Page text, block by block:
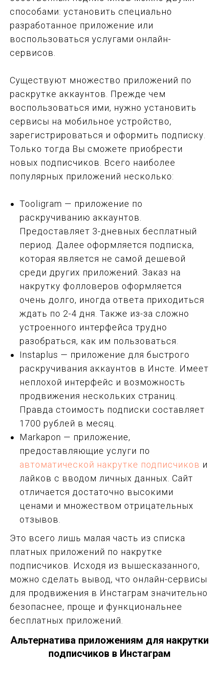
способами: установить специально
разработанное приложение или
воспользоваться услугами онлайн-
сервисов.
Существуют множество приложений по
раскрутке аккаунтов. Прежде чем
воспользоваться ими, нужно установить
сервисы на мобильное устройство,
зарегистрироваться и оформить подписку.
Только тогда Вы сможете приобрести
новых подписчиков. Всего наиболее
популярных приложений несколько:
Tooligram — приложение по
раскручиванию аккаунтов.
Предоставляет 3-дневных бесплатный
период. Далее оформляется подписка,
которая является не самой дешевой
среди других приложений. Заказ на
накрутку фолловеров оформляется
очень долго, иногда ответа приходиться
ждать по 2-4 дня. Также из-за сложно
устроенного интерфейса трудно
разобраться, как им пользоваться.
Instaplus — приложение для быстрого
раскручивания аккаунтов в Инсте. Имеет
неплохой интерфейс и возможность
продвижения нескольких страниц.
Правда стоимость подписки составляет
1700 рублей в месяц.
Markapon — приложение,
предоставляющие услуги по
автоматической накрутке подписчиков и
лайков с вводом личных данных. Сайт
отличается достаточно высокими
ценами и множеством отрицательных
отзывов.
Это всего лишь малая часть из списка
платных приложений по накрутке
подписчиков. Исходя из вышесказанного,
можно сделать вывод, что онлайн-сервисы
для продвижения в Инстаграм значительно
безопаснее, проще и функциональнее
бесплатных приложений.
Альтернатива приложениям для накрутки
подписчиков в Инстаграм